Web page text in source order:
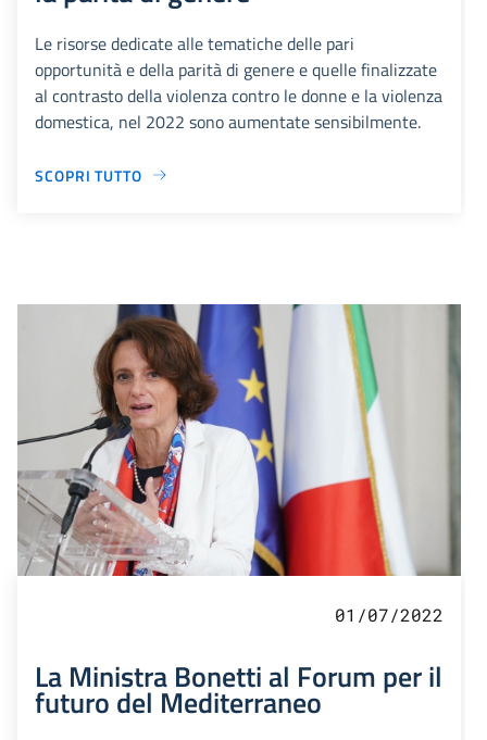
Le risorse dedicate alle tematiche delle pari
opportunità e della parità di genere e quelle finalizzate
al contrasto della violenza contro le donne e la violenza
domestica, nel 2022 sono aumentate sensibilmente.
SCOPRI TUTTO
01/07/2022
La Ministra Bonetti al Forum per il
futuro del Mediterraneo